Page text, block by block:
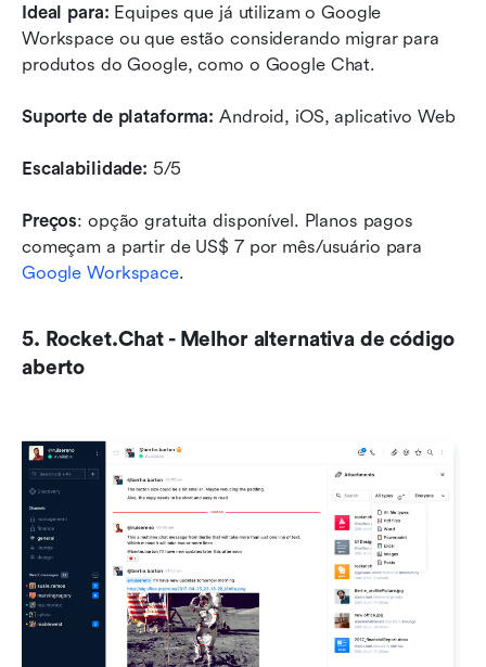
Ideal para: Equipes que já utilizam o Google
Workspace ou que estão considerando migrar para
produtos do Google, como o Google Chat.
Suporte de plataforma: Android, iOS, aplicativo Web
Escalabilidade: 5/5
Preços: opção gratuita disponível. Planos pagos
Google Workspace.
5. Rocket.Chat - Melhor alternativa de código
aberto